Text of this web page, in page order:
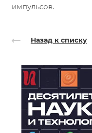
импульсов.
Назад к списку